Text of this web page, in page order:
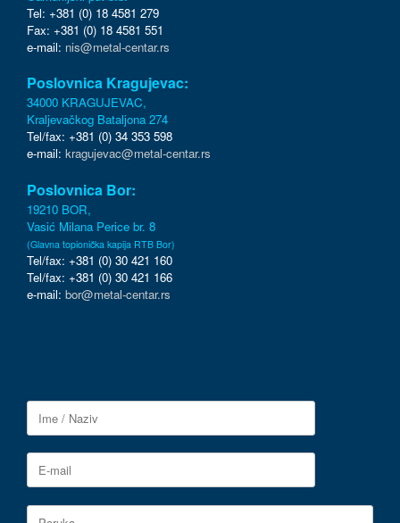
Tel: +381 (0) 18 4581 279
Fax: +381 (0) 18 4581 551
e-mail: nis@metal-centar.rs
Poslovnica Kragujevac:
34000 KRAGUJEVAC,
Kraljevačkog Bataljona 274
Tel/fax: +381 (0) 34 353 598
e-mail: kragujevac@metal-centar.rs
Poslovnica Bor:
19210 BOR,
Vasić Milana Perice br. 8
(Glavna topionička kapija RTB Bor)
Tel/fax: +381 (0) 30 421 160
Tel/fax: +381 (0) 30 421 166
e-mail: bor@metal-centar.rs